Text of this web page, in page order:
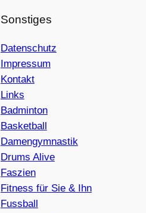
Sonstiges
Datenschutz
Impressum
Kontakt
Links
Badminton
Basketball
Damengymnastik
Drums Alive
Faszien
Fitness für Sie & Ihn
Fussball